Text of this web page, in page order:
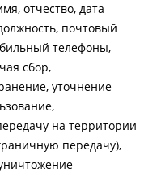
отчество, дата
почтовый
телефоны,
сбор,
уточнение
на территории
передачу),